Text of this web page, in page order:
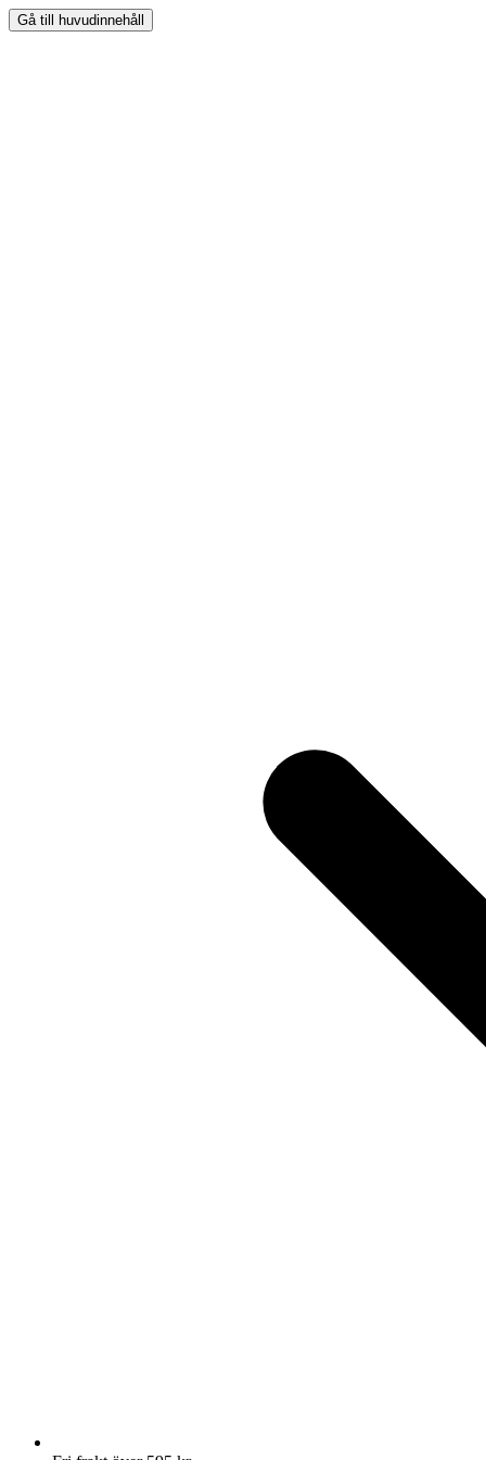
Gå till huvudinnehåll